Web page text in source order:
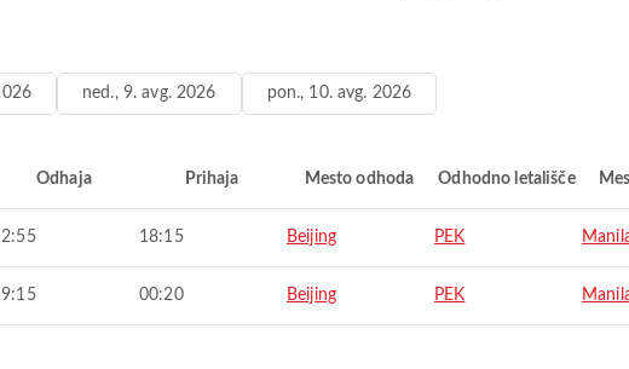
ned., 9. avg. 2026 pon., 10. avg. 2026
Odhaja Prihaja Mesto odhoda Odhodno letališče
18:15 Beijing PEK
00:20 Beijing PEK